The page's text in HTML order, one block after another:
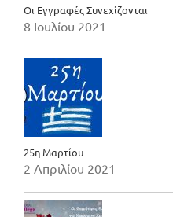
Οι Εγγραφές Συνεχίζονται
8 Ιουλίου 2021
25η Μαρτίου
2 Απριλίου 2021